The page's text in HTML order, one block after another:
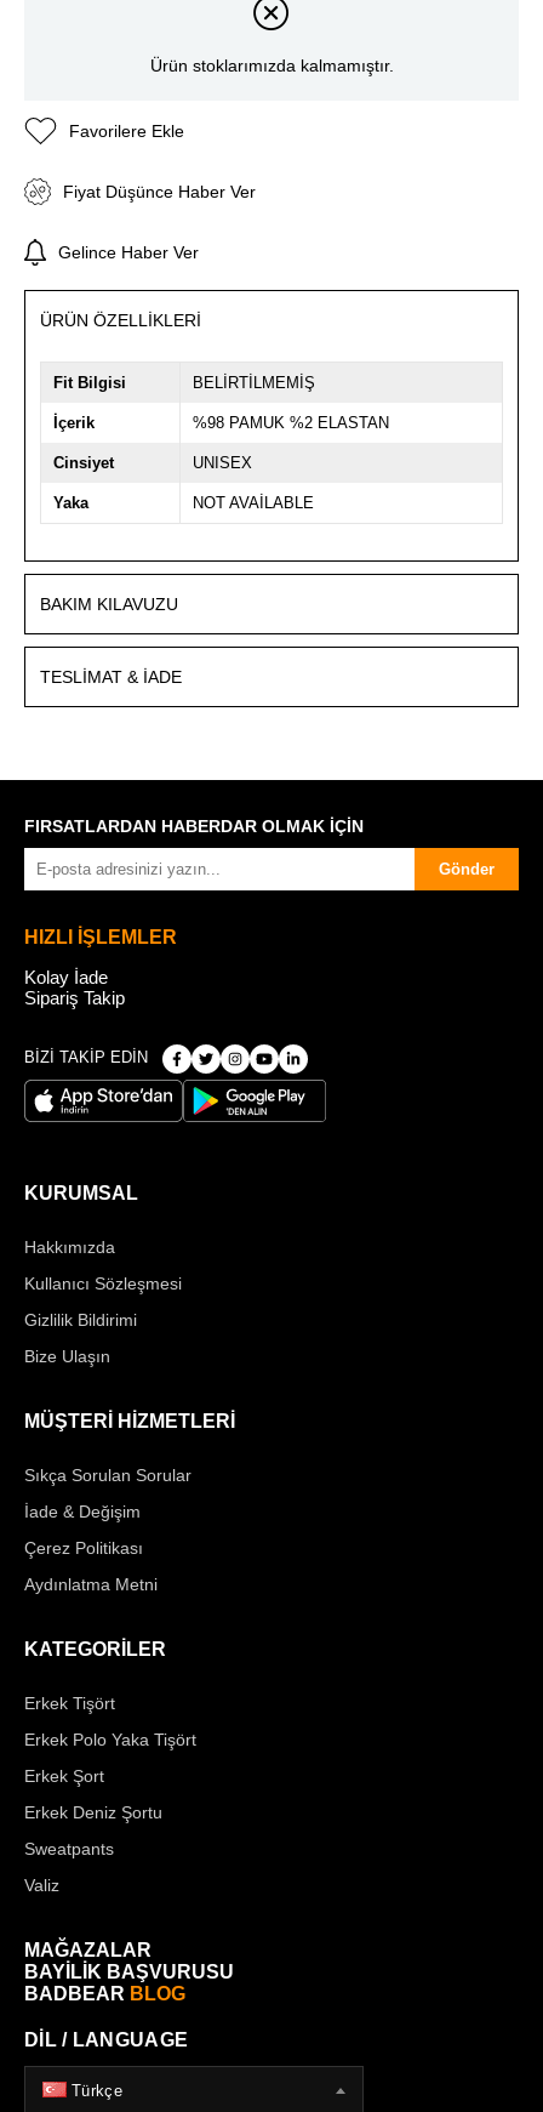
Ürün stoklarımızda kalmamıştır.
Favorilere Ekle
Fiyat Düşünce Haber Ver
Gelince Haber Ver
ÜRÜN ÖZELLIKLERI
Fit Bilgisi BELİRTİLMEMİŞ
İçerik %98 PAMUK %2 ELASTAN
Cinsiyet UNISEX
Yaka NOT AVAİLABLE
BAKIM KILAVUZU
TESLIMAT & İADE
FIRSATLARDAN HABERDAR OLMAK İÇİN
Gönder
HIZLI İŞLEMLER
Kolay İade
Sipariş Takip
BİZİ TAKİP EDİN
KURUMSAL
Hakkımızda
Kullanıcı Sözleşmesi
Gizlilik Bildirimi
Bize Ulaşın
MÜŞTERİ HİZMETLERİ
Sıkça Sorulan Sorular
İade & Değişim
Çerez Politikası
Aydınlatma Metni
KATEGORİLER
Erkek Tişört
Erkek Polo Yaka Tişört
Erkek Şort
Erkek Deniz Şortu
Sweatpants
Valiz
MAĞAZALAR
BAYİLİK BAŞVURUSU
BADBEAR BLOG
DİL / LANGUAGE
Türkçe